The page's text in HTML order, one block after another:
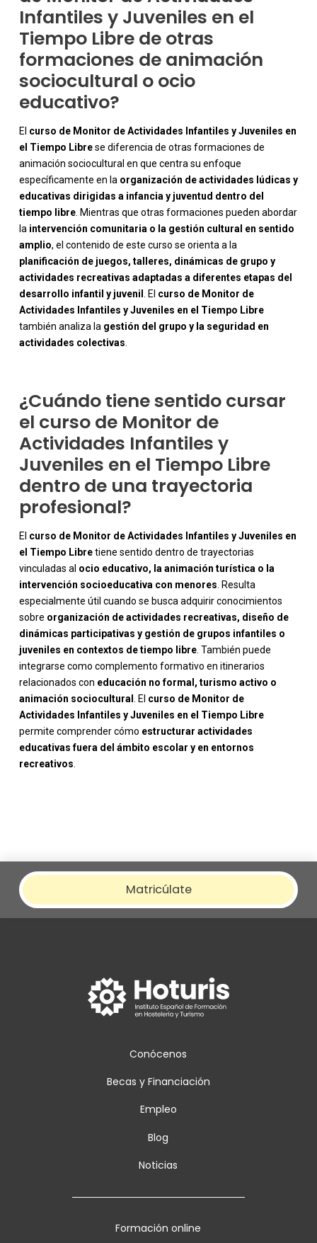
Infantiles y Juveniles en el
Tiempo Libre de otras
formaciones de animación
sociocultural o ocio
educativo?
El curso de Monitor de Actividades Infantiles y Juveniles en
el Tiempo Librese diferencia de otras formaciones de
animación sociocultural en que centra su enfoque
específicamente en la organización de actividades lúdicas y
educativas dirigidas a infancia y juventud dentro del
tiempo libre. Mientras que otras formaciones pueden abordar
la intervención comunitaria o la gestión cultural en sentido
amplio, el contenido de este curso se orienta a la
planificación de juegos, talleres, dinámicas de grupo y
actividades recreativas adaptadas a diferentes etapas del
desarrollo infantil y juvenil
. El curso de Monitor de
Actividades Infantiles y Juveniles en el Tiempo Libre
también analiza la gestión del grupo y la seguridad en
actividades colectivas
-
¿Cuándo tiene sentido cursar
el curso de Monitor de
Actividades Infantiles y
Juveniles en el Tiempo Libre
dentro de una trayectoria
profesional?
El curso de Monitor de Actividades Infantiles y Juveniles en
el Tiempo Libretiene sentido dentro de trayectorias
vinculadas al ocio educativo, la animación turística o la
intervención socioeducativa con menores . Resulta
especialmente útil cuando se busca adquirir conocimientos
sobre organización de actividades recreativas, diseño de
dinámicas participativas y gestión de grupos infantiles o
juveniles en contextos de tiempo libre. También puede
integrarse como complemento formativo en itinerarios
relacionados con educación no formal, turismo activo o
animación sociocultural
. El curso de Monitor de
Actividades Infantiles y Juveniles en el Tiempo Libre
permite comprender cómo estructurar actividades
educativas fuera del ámbito escolar y en entornos
recreativos
Matricúlate
Conócenos
Becas y Financiación
Empleo
Blog
Noticias
Formación online